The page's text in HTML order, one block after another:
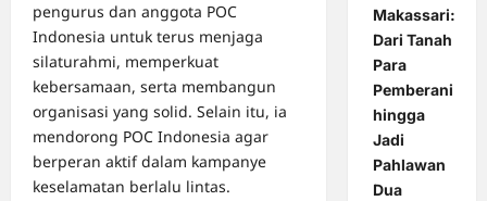
pengurus dan anggota POC
Indonesia untuk terus menjaga
silaturahmi, memperkuat
kebersamaan, serta membangun
organisasi yang solid. Selain itu, ia
mendorong POC Indonesia agar
berperan aktif dalam kampanye
keselamatan berlalu lintas.
Makassari:
Dari Tanah
Para
Pemberani
hingga
Jadi
Pahlawan
Dua